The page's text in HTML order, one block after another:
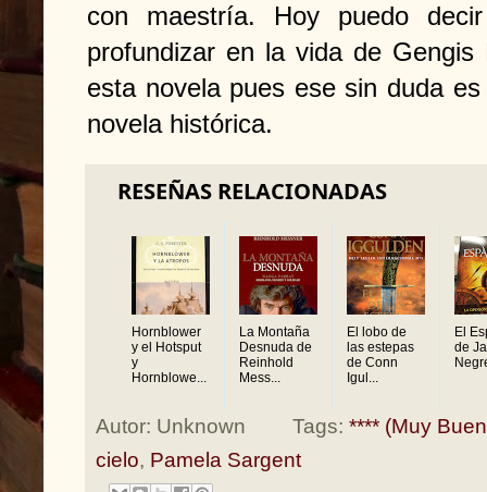
con maestría. Hoy puedo
profundizar en la vida de
esta novela pues ese sin duda
novela histórica.
RESEÑAS RELACIONADAS
Hornblower
y el Hotsput
y
Hornblowe...
La Montaña
Desnuda de
Reinhold
Mess...
El lobo de
las estepas
de Conn
Igul...
El
de
Autor: Unknown Tags: **** (Muy
cielo, Pamela Sargent